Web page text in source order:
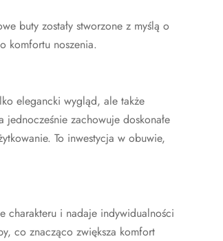
buty zostały stworzone z myślą o
komfortu noszenia.
elegancki wygląd, ale także
zachowuje doskonałe
To inwestycja w obuwie,
charakteru i nadaje indywidualności
co znacząco zwiększa komfort